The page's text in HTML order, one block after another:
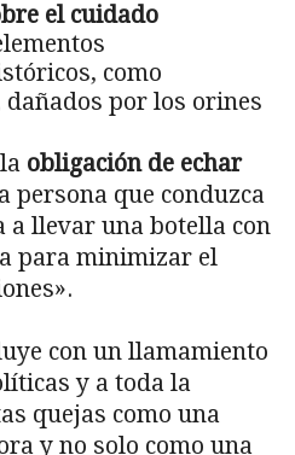
el cuidado
como
por los orines
obligación de echar
persona que conduzca
a llevar una botella con
para minimizar el
con un llamamiento
y a toda la
quejas como una
y no solo como una